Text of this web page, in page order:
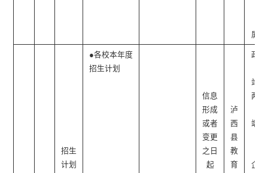
屏）
招生
计划
●各校本年度
招生计划
信息
形成
或者
变更
之日
起
泸
西
县
教
育
政府
站、
两微
端、
企事